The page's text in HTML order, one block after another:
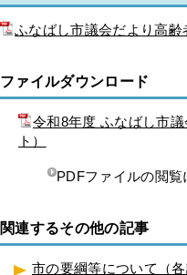
ふなばし市議会だより高齢
ファイルダウンロード
令和8年度 ふなばし市
ト）
PDFファイルの閲覧
関連するその他の記事
市の要綱等について（各